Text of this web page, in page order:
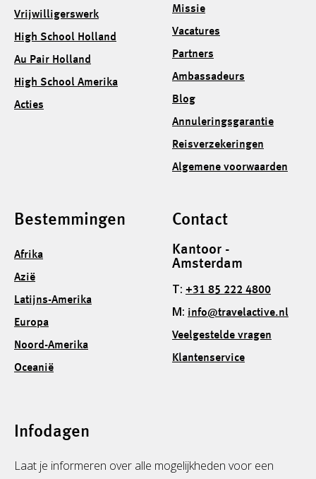
Vrijwilligerswerk
High School Holland
Au Pair Holland
High School Amerika
Acties
Missie
Vacatures
Partners
Ambassadeurs
Blog
Annuleringsgarantie
Reisverzekeringen
Algemene voorwaarden
Bestemmingen
Afrika
Azië
Latijns-Amerika
Europa
Noord-Amerika
Oceanië
Contact
Kantoor -
Amsterdam
T: +31 85 222 4800
M: info@travelactive.nl
Veelgestelde vragen
Klantenservice
Infodagen
Laat je informeren over alle mogelijkheden voor een